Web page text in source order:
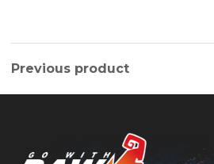
Previous product